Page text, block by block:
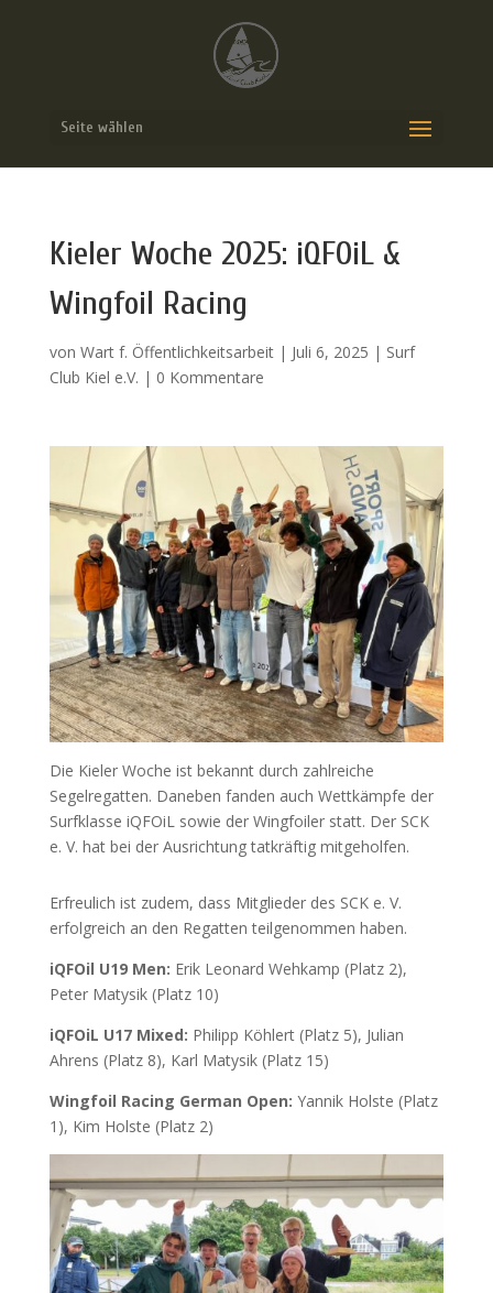
Seite wählen
Kieler Woche 2025: iQFOiL &
Wingfoil Racing
von Wart f. Öffentlichkeitsarbeit| Juli 6, 2025 | Surf
Club Kiel e.V. | 0 Kommentare
Die Kieler Woche ist bekannt durch zahlreiche
Segelregatten. Daneben fanden auch Wettkämpfe der
Surfklasse iQFOiL sowie der Wingfoiler statt. Der SCK
e. V. hat bei der Ausrichtung tatkräftig mitgeholfen.
Erfreulich ist zudem, dass Mitglieder des SCK e. V.
erfolgreich an den Regatten teilgenommen haben.
iQFOil U19 Men: Erik Leonard Wehkamp (Platz 2),
Peter Matysik (Platz 10)
iQFOiL U17 Mixed: Philipp Köhlert (Platz 5), Julian
Ahrens (Platz 8), Karl Matysik (Platz 15)
Wingfoil Racing German Open: Yannik Holste (Platz
1), Kim Holste (Platz 2)